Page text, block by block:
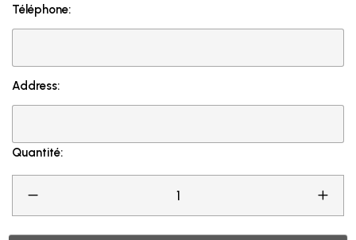
Téléphone:
Address:
Quantité: